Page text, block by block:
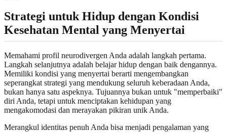
Strategi untuk Hidup dengan Kondisi
Kesehatan Mental yang Menyertai
Memahami profil neurodivergen Anda adalah langkah pertama.
Langkah selanjutnya adalah belajar hidup dengan baik dengannya.
Memiliki kondisi yang menyertai berarti mengembangkan
seperangkat strategi yang mendukung seluruh keberadaan Anda,
bukan hanya satu aspeknya. Tujuannya bukan untuk "memperbaiki"
diri Anda, tetapi untuk menciptakan kehidupan yang
mengakomodasi dan merayakan pikiran unik Anda.
Merangkul identitas penuh Anda bisa menjadi pengalaman yang